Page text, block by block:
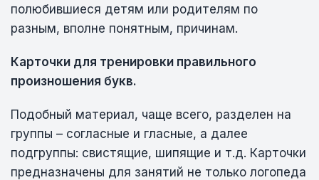
полюбившиеся детям или родителям по
разным, вполне понятным, причинам.
Карточки для тренировки правильного
произношения букв.
Подобный материал, чаще всего, разделен на
группы – согласные и гласные, а далее
подгруппы: свистящие, шипящие и т.д. Карточки
предназначены для занятий не только логопеда